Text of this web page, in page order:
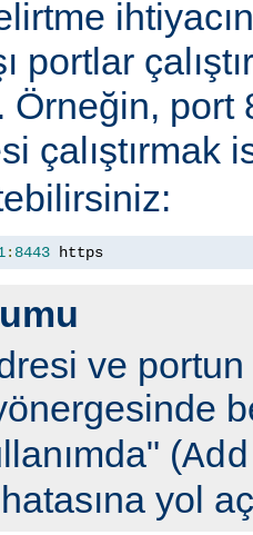
portlar
Örneğin,
çalıştırmak
: 8443 https
ve
(
yol